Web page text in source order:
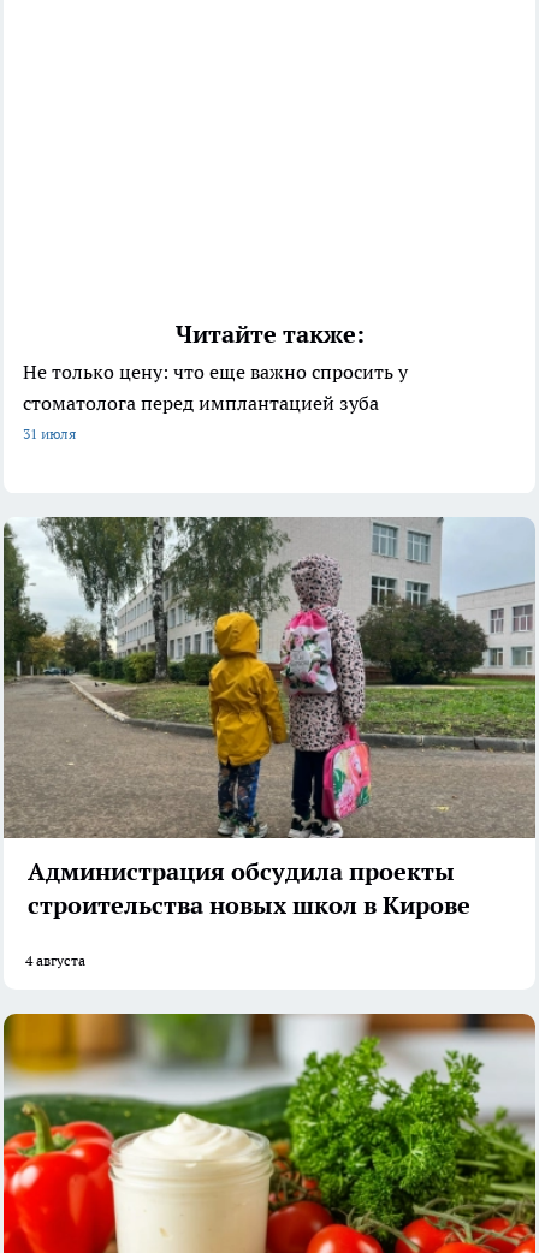
Читайте также:
Не только цену: что еще важно спросить у
стоматолога перед имплантацией зуба
31 июля
Администрация обсудила проекты
строительства новых школ в Кирове
4 августа